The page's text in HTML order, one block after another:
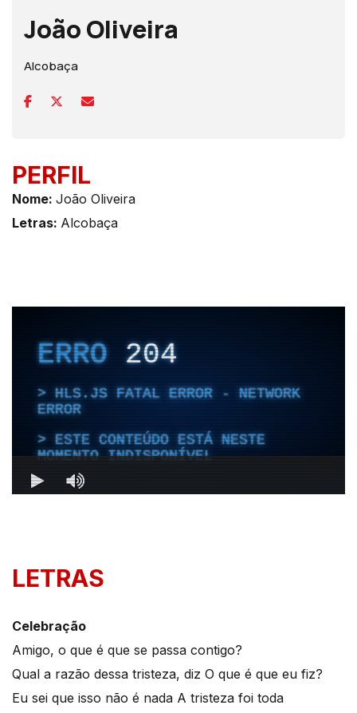
João Oliveira
Alcobaça
PERFIL
Nome: João Oliveira
Letras: Alcobaça
LETRAS
Celebração
Amigo, o que é que se passa contigo?
Qual a razão dessa tristeza, diz O que é que eu fiz?
Eu sei que isso não é nada A tristeza foi toda